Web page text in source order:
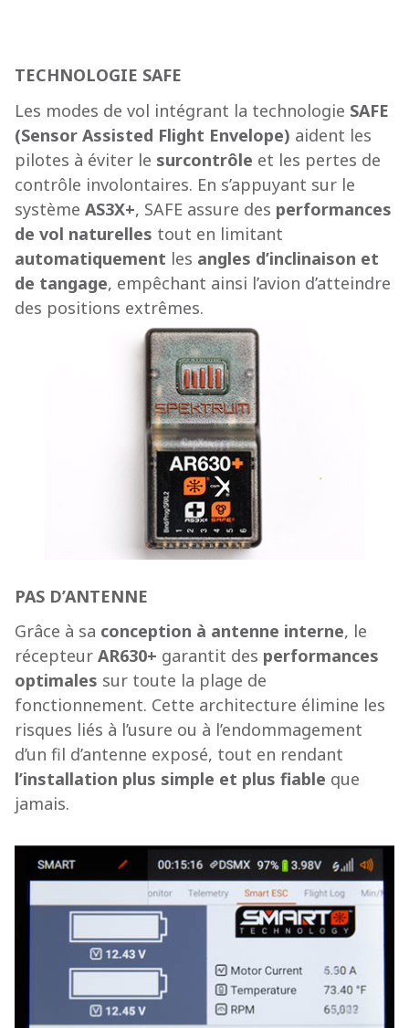
TECHNOLOGIE SAFE
Les modes de vol intégrant la technologie SAFE
(Sensor Assisted Flight Envelope) aident les
pilotes à éviter le surcontrôle et les pertes de
contrôle involontaires. En s’appuyant sur le
système AS3X+, SAFE assure des performances
de vol naturelles tout en limitant
automatiquement les angles d’inclinaison et
de tangage, empêchant ainsi l’avion d’atteindre
des positions extrêmes.
PAS D’ANTENNE
Grâce à sa conception à antenne interne, le
récepteur AR630+ garantit des performances
optimales sur toute la plage de
fonctionnement. Cette architecture élimine les
risques liés à l’usure ou à l’endommagement
d’un fil d’antenne exposé, tout en rendant
l’installation plus simple et plus fiable que
jamais.